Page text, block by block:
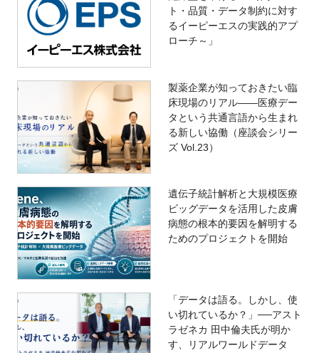
ト・品質・データ制約に対す
るイーピーエスの実践的アプ
ローチ～」
製薬企業が知っておきたい臨
床現場のリアル――医療デー
タという共通言語から生まれ
る新しい協働（座談会シリー
ズ Vol.23）
遺伝子統計解析と大規模医療
ビッグデータを活用した皮膚
病態の根本的要因を解明する
ためのプロジェクトを開始
「データは語る。しかし、使
い切れているか？」──アスト
ラゼネカ 田中倫夫氏が明か
す、リアルワールドデータ